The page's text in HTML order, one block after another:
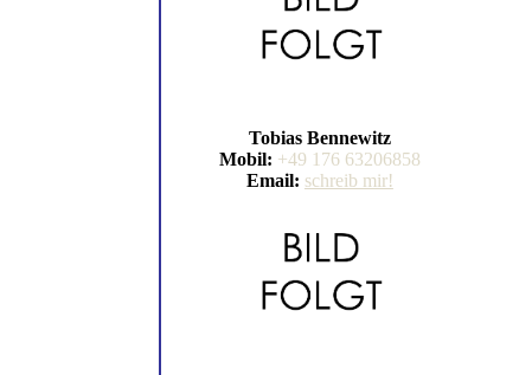
Tobias Bennewitz
Mobil: +49 176 63206858
Email: schreib mir!